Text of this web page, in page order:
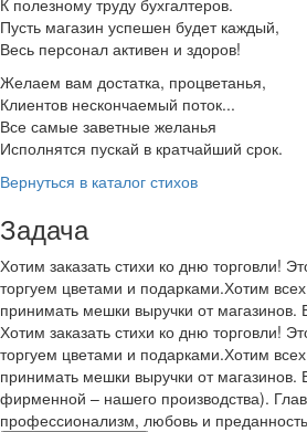
Пусть магазин успешен будет каждый,
Весь персонал активен и здоров!
Желаем вам достатка, процветанья,
Клиентов нескончаемый поток...
Все самые заветные желанья
Исполнятся пускай в кратчайший срок.
Вернуться в каталог стихов
Задача
Хотим заказать стихи ко дню торговли!
торгуем цветами и подарками.Хотим
принимать мешки выручки от магазинов.
Хотим заказать стихи ко дню торговли!
торгуем цветами и подарками.Хотим
принимать мешки выручки от магазинов.
фирменной – нашего производства).
профессионализм, любовь и